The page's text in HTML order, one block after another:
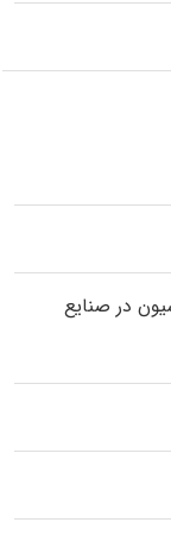
در صنایع